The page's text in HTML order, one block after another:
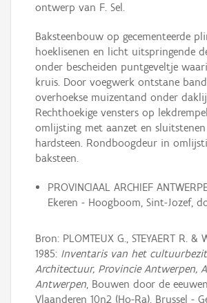
ontwerp van F. Sel.
Baksteenbouw op gecementeerde
hoeklisenen en licht uitspringende
onder bescheiden puntgeveltje
kruis. Door voegwerk ontstane
overhoekse muizentand onder
Rechthoekige vensters op
omlijsting met aanzet en
hardsteen. Rondboogdeur in
baksteen.
PROVINCIAAL ARCHIEF
Ekeren - Hoogboom, Sint-Jozef,
Bron: PLOMTEUX G., STEYAERT R. &
1985: Inventaris van het
Architectuur, Provincie Antwerpen,
Antwerpen, Bouwen door de
Vlaanderen 10n2 (Ho-Ra), Brussel -